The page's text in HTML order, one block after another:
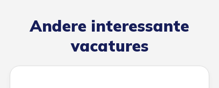
Andere interessante
vacatures